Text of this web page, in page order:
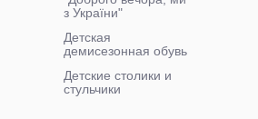
з України"
Детская
демисезонная обувь
Детские столики и
стульчики